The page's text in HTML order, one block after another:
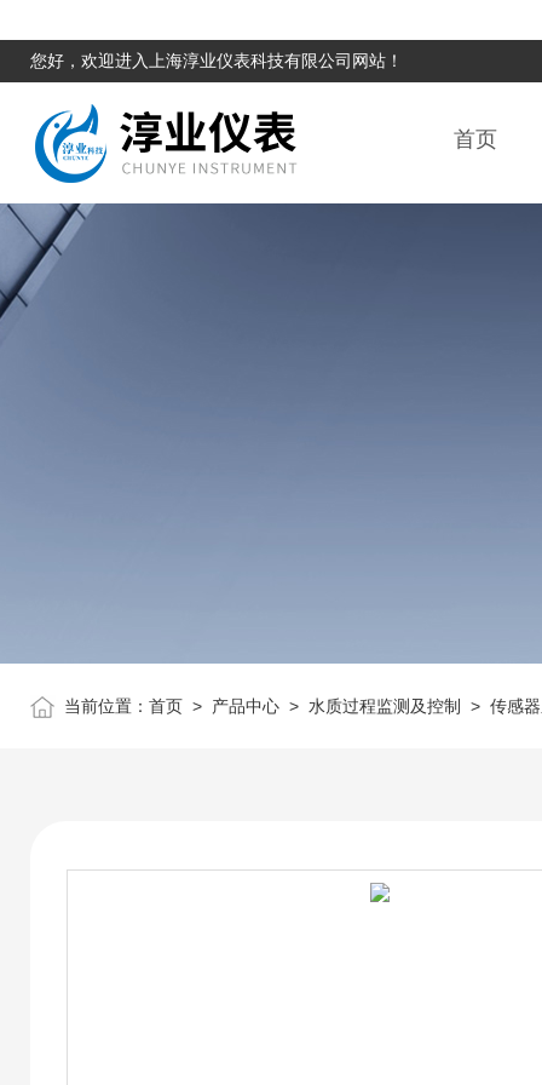
您好，欢迎进入上海淳业仪表科技有限公司网站！
首页
当前位置： 首页 > 产品中心 > 水质过程监测及控制 > 传感